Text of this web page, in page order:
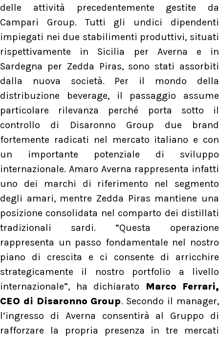
delle attività precedentemente gestite da
Campari Group. Tutti gli undici dipendenti
impiegati nei due stabilimenti produttivi, situati
rispettivamente in Sicilia per Averna e in
Sardegna per Zedda Piras, sono stati assorbiti
dalla nuova società. Per il mondo della
distribuzione beverage, il passaggio assume
particolare rilevanza perché porta sotto il
controllo di Disaronno Group due brand
fortemente radicati nel mercato italiano e con
un importante potenziale di sviluppo
internazionale. Amaro Averna rappresenta infatti
uno dei marchi di riferimento nel segmento
degli amari, mentre Zedda Piras mantiene una
posizione consolidata nel comparto dei distillati
tradizionali sardi. “Questa operazione
rappresenta un passo fondamentale nel nostro
piano di crescita e ci consente di arricchire
strategicamente il nostro portfolio a livello
internazionale”, ha dichiarato
Marco Ferrari,
CEO di Disaronno Group. Secondo il manager,
l’ingresso di Averna consentirà al Gruppo di
rafforzare la propria presenza in tre mercati